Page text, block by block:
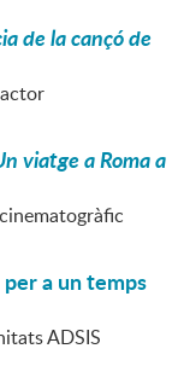
de la cançó de
viatge a Roma a
a un temps
ADSIS